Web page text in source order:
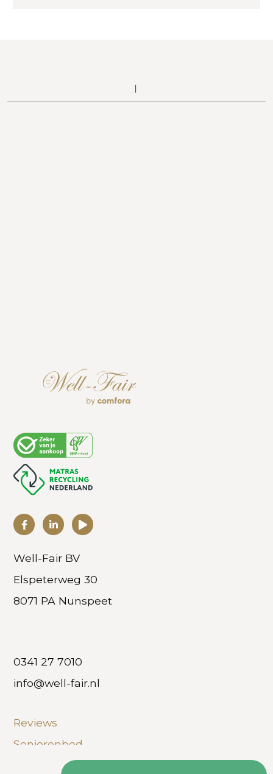
Well-Fair BV
Elspeterweg 30
8071 PA Nunspeet
0341 27 7010
info@well-fair.nl
Reviews
Seniorenbed
Hoog laag boxspring